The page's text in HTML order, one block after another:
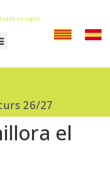
en inglés
26/27
el